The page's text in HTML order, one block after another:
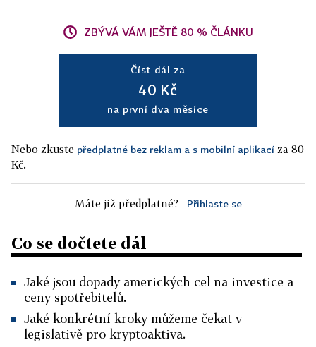
ZBÝVÁ VÁM JEŠTĚ 80 % ČLÁNKU
Číst dál za
40 Kč
na první dva měsíce
Nebo zkuste předplatné bez reklam a s mobilní aplikací za 80
Kč.
Máte již předplatné? Přihlaste se
Co se dočtete dál
Jaké jsou dopady amerických cel na investice a
ceny spotřebitelů.
Jaké konkrétní kroky můžeme čekat v
legislativě pro kryptoaktiva.